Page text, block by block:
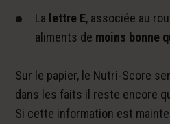
La lettre E, associée au
aliments de moins bonne
Sur le papier, le Nutri-Score
dans les faits il reste encore
Si cette information est